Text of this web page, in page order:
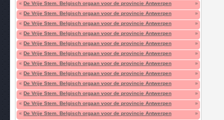
« De Vrije Stem. Belgisch orgaan voor de provincie Antwerpen
»
« De Vrije Stem. Belgisch orgaan voor de provincie Antwerpen
»
« De Vrije Stem. Belgisch orgaan voor de provincie Antwerpen
»
« De Vrije Stem. Belgisch orgaan voor de provincie Antwerpen
»
« De Vrije Stem. Belgisch orgaan voor de provincie Antwerpen
»
« De Vrije Stem. Belgisch orgaan voor de provincie Antwerpen
»
« De Vrije Stem. Belgisch orgaan voor de provincie Antwerpen
»
« De Vrije Stem. Belgisch orgaan voor de provincie Antwerpen
»
« De Vrije Stem. Belgisch orgaan voor de provincie Antwerpen
»
« De Vrije Stem. Belgisch orgaan voor de provincie Antwerpen
»
« De Vrije Stem. Belgisch orgaan voor de provincie Antwerpen
»
« De Vrije Stem. Belgisch orgaan voor de provincie Antwerpen
»